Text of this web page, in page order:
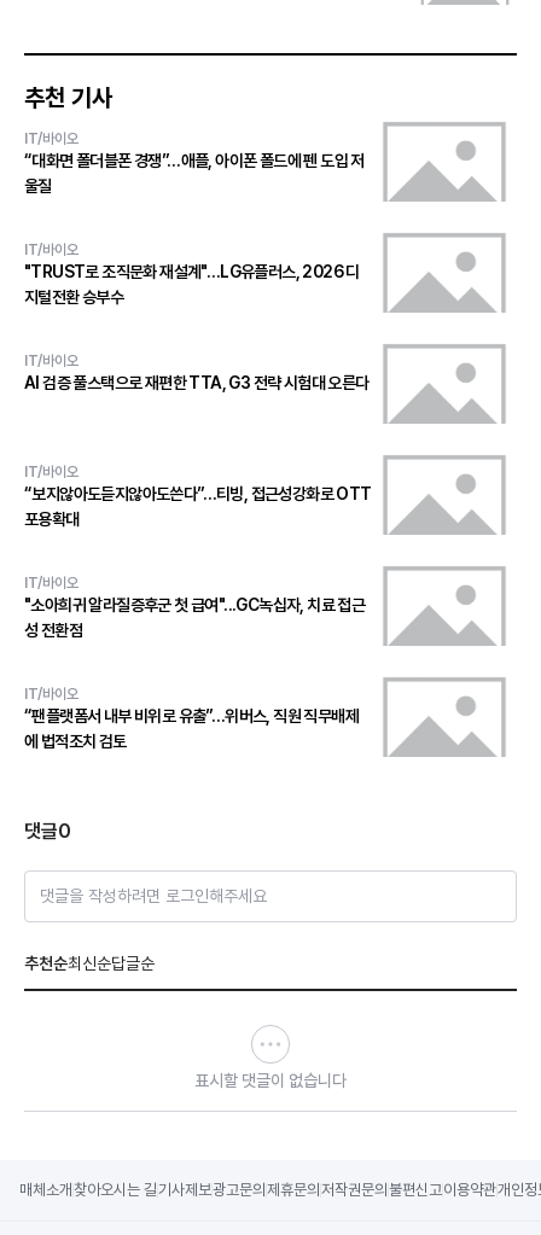
추천 기사
IT/바이오
“대화면 폴더블폰 경쟁”…애플, 아이폰 폴드에 펜 도입 저
울질
IT/바이오
"TRUST로 조직문화 재설계"…LG유플러스, 2026 디
지털전환 승부수
IT/바이오
AI 검증 풀스택으로 재편한 TTA, G3 전략 시험대 오른다
IT/바이오
“보지않아도듣지않아도쓴다”…티빙, 접근성강화로 OTT
포용확대
IT/바이오
"소아희귀 알라질증후군 첫 급여"...GC녹십자, 치료 접근
성 전환점
IT/바이오
“팬플랫폼서 내부 비위로 유출”…위버스, 직원 직무배제
에 법적조치 검토
댓글0
댓글을 작성하려면 로그인해주세요
추천순최신순답글순
표시할 댓글이 없습니다
매체소개 찾아오시는 길기사제보광고문의 제휴문의 저작권문의 불편신고이용약관개인정